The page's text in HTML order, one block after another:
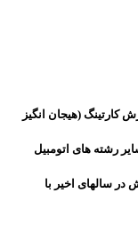
کارتینگ (هیجان انگیز
رشته های اتومبیل
در سالهای اخیر با